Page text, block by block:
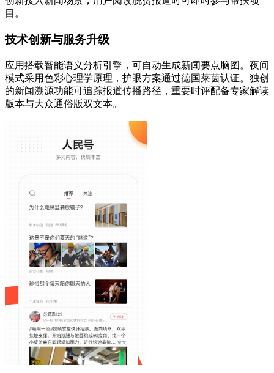
目。
技术创新与服务升级
应用搭载智能语义分析引擎，可自动生成新闻要点脑图。夜间
模式采用色彩心理学原理，护眼方案通过德国莱茵认证。独创
的新闻溯源功能可追踪报道传播路径，重要时评配备专家解读
版本与大众通俗版双文本。